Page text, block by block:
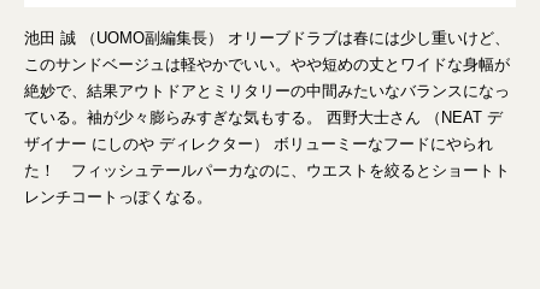
池田 誠 （UOMO副編集長） オリーブドラブは春には少し重いけど、
このサンドベージュは軽やかでいい。やや短めの丈とワイドな身幅が
絶妙で、結果アウトドアとミリタリーの中間みたいなバランスになっ
ている。袖が少々膨らみすぎな気もする。 西野大士さん （NEAT デ
ザイナー にしのや ディレクター） ボリューミーなフードにやられ
た！ フィッシュテールパーカなのに、ウエストを絞るとショートト
レンチコートっぽくなる。